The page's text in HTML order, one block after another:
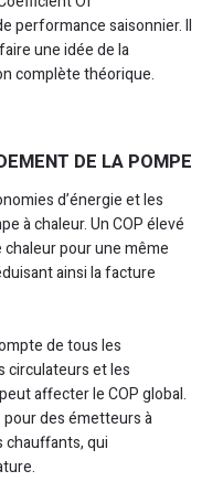
performance saisonnier. Il
une idée de la
complète théorique.
DE LA POMPE
d’énergie et les
à chaleur. Un COP élevé
pour une même
ainsi la facture
de tous les
circulateurs et les
affecter le COP global.
des émetteurs à
chauffants, qui